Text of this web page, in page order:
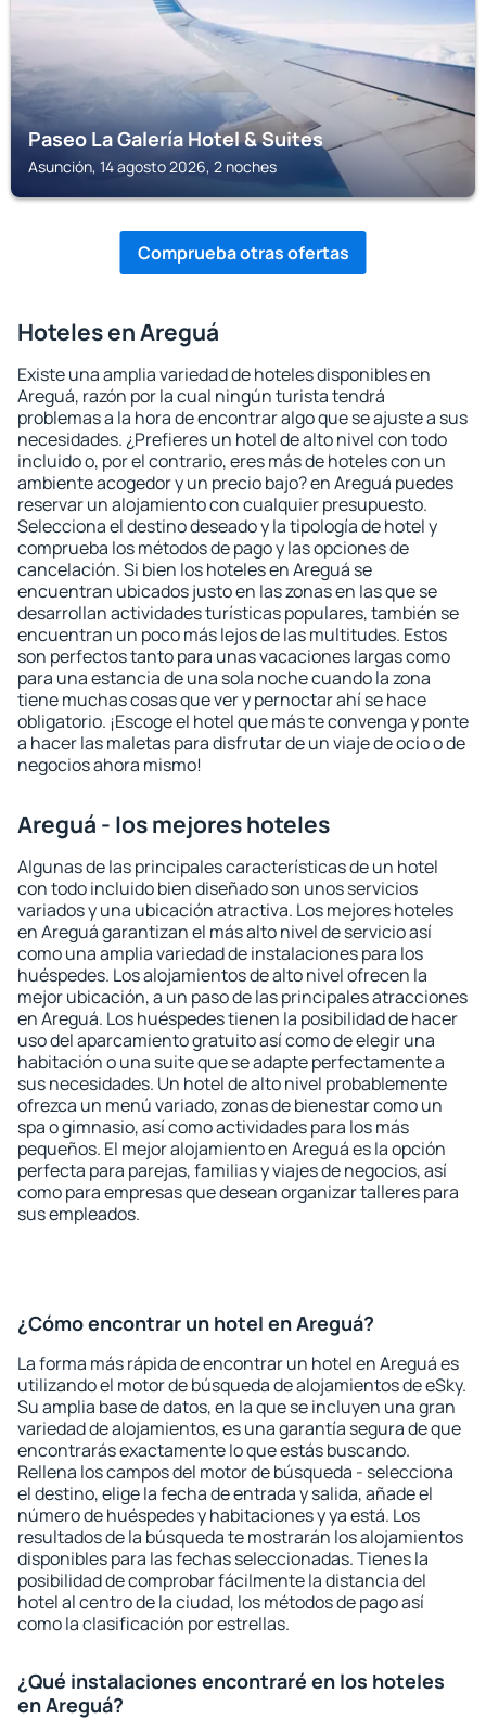
Paseo La Galería Hotel & Suites
Asunción, 14 agosto 2026, 2 noches
Comprueba otras ofertas
Hoteles en Areguá
Existe una amplia variedad de hoteles disponibles en
Areguá, razón por la cual ningún turista tendrá
problemas a la hora de encontrar algo que se ajuste a sus
necesidades. ¿Prefieres un hotel de alto nivel con todo
incluido o, por el contrario, eres más de hoteles con un
ambiente acogedor y un precio bajo? en Areguá puedes
reservar un alojamiento con cualquier presupuesto.
Selecciona el destino deseado y la tipología de hotel y
comprueba los métodos de pago y las opciones de
cancelación. Si bien los hoteles en Areguá se
encuentran ubicados justo en las zonas en las que se
desarrollan actividades turísticas populares, también se
encuentran un poco más lejos de las multitudes. Estos
son perfectos tanto para unas vacaciones largas como
para una estancia de una sola noche cuando la zona
tiene muchas cosas que ver y pernoctar ahí se hace
obligatorio. ¡Escoge el hotel que más te convenga y ponte
a hacer las maletas para disfrutar de un viaje de ocio o de
negocios ahora mismo!
Areguá - los mejores hoteles
Algunas de las principales características de un hotel
con todo incluido bien diseñado son unos servicios
variados y una ubicación atractiva. Los mejores hoteles
en Areguá garantizan el más alto nivel de servicio así
como una amplia variedad de instalaciones para los
huéspedes. Los alojamientos de alto nivel ofrecen la
mejor ubicación, a un paso de las principales atracciones
en Areguá. Los huéspedes tienen la posibilidad de hacer
uso del aparcamiento gratuito así como de elegir una
habitación o una suite que se adapte perfectamente a
sus necesidades. Un hotel de alto nivel probablemente
ofrezca un menú variado, zonas de bienestar como un
spa o gimnasio, así como actividades para los más
pequeños. El mejor alojamiento en Areguá es la opción
perfecta para parejas, familias y viajes de negocios, así
como para empresas que desean organizar talleres para
sus empleados.
¿Cómo encontrar un hotel en Areguá?
La forma más rápida de encontrar un hotel en Areguá es
utilizando el motor de búsqueda de alojamientos de eSky.
Su amplia base de datos, en la que se incluyen una gran
variedad de alojamientos, es una garantía segura de que
encontrarás exactamente lo que estás buscando.
Rellena los campos del motor de búsqueda - selecciona
el destino, elige la fecha de entrada y salida, añade el
número de huéspedes y habitaciones y ya está. Los
resultados de la búsqueda te mostrarán los alojamientos
disponibles para las fechas seleccionadas. Tienes la
posibilidad de comprobar fácilmente la distancia del
hotel al centro de la ciudad, los métodos de pago así
como la clasificación por estrellas.
¿Qué instalaciones encontraré en los hoteles
en Areguá?